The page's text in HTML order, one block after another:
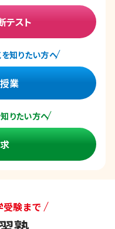
テスト
知りたい方へ
業
りたい方へ
験まで